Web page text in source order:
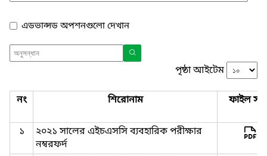
এডভান্সড অপশনগুলো দেখান
পৃষ্ঠা আইটেম
নং শিরোনাম ফাইল
১
২০২১ সালের এইচএসসি ব্যবহারিক পরীক্ষার
নম্বরফর্দ